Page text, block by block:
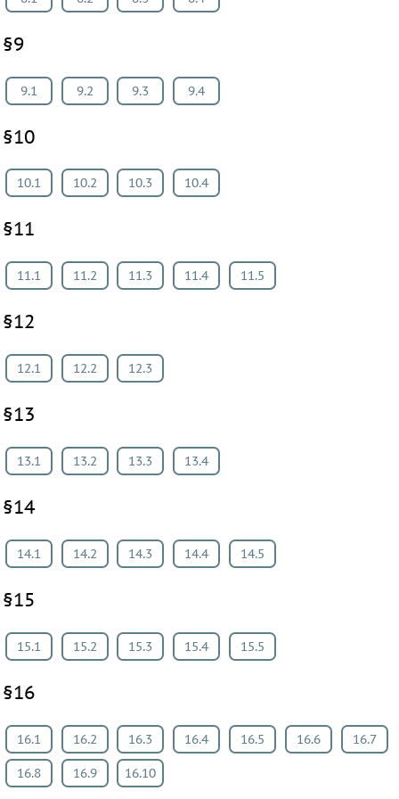
§9
9.1 9.2 9.3 9.4
§10
10.1 10.2 10.3 10.4
§11
11.1 11.2 11.3 11.4 11.5
§12
12.1 12.2 12.3
§13
13.1 13.2 13.3 13.4
§14
14.1 14.2 14.3 14.4 14.5
§15
15.1 15.2 15.3 15.4 15.5
§16
16.1 16.2 16.3 16.4 16.5 16.6 16.7
16.8 16.9 16.10